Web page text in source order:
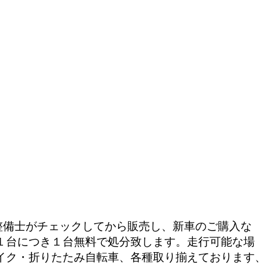
士がチェックしてから販売し、新車のご購入な
につき１台無料で処分致します。走行可能な場
・折りたたみ自転車、各種取り揃えております、